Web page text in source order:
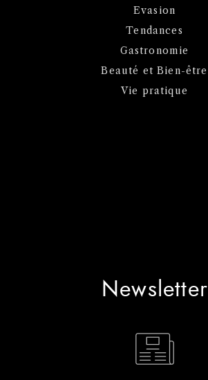
Evasion
Tendances
Gastronomie
Beauté et Bien-être
Vie pratique
Newsletter